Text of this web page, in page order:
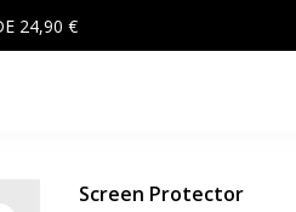
24,90 €
Screen Protector